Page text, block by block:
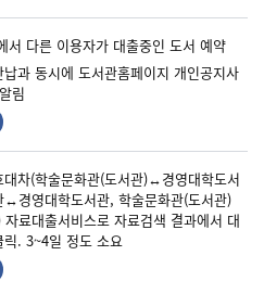
서 다른 이용자가 대출중인 도서 예약
과 동시에 도서관홈페이지 개인공지사
림
차(학술문화관(도서관)↔경영대학도서
↔경영대학도서관, 학술문화관(도서관)
료대출서비스로 자료검색 결과에서 대
. 3~4일 정도 소요